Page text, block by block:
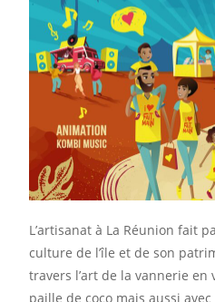
L’artisanat à La Réunion fait
culture de l’île et de son
travers l’art de la vannerie en
paille de coco mais aussi